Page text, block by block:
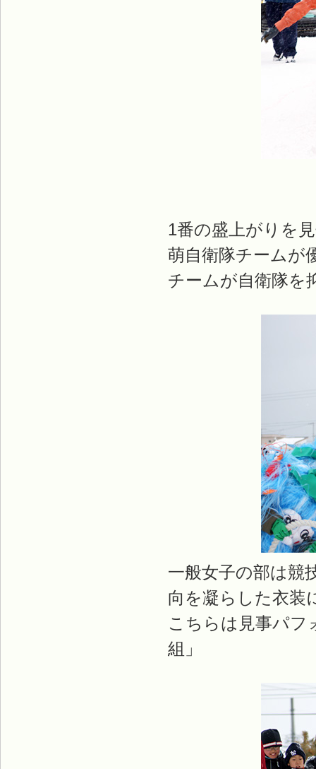
1番の盛上がりを
萌自衛隊チームが
チームが自衛隊を
一般女子の部は競
向を凝らした衣装
こちらは見事パフ
組」